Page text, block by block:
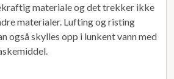
materiale og det trekker ikke
materialer. Lufting og risting
også skylles opp i lunkent vann med